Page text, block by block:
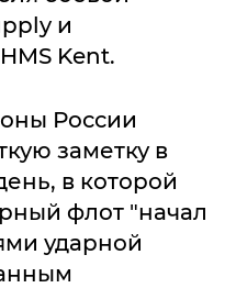
и
Kent.
России
заметку в
в которой
флот "начал
ударной